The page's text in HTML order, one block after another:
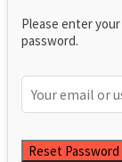
Please enter
password.